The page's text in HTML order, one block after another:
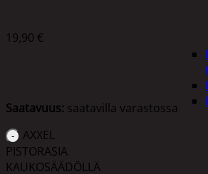
19,90 €
Saatavuus: saatavilla varastossa
AXXEL
PISTORASIA
KAUKOSÄÄDÖLLÄ